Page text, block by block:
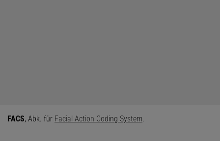
FACS, Abk. für Facial Action Coding System.